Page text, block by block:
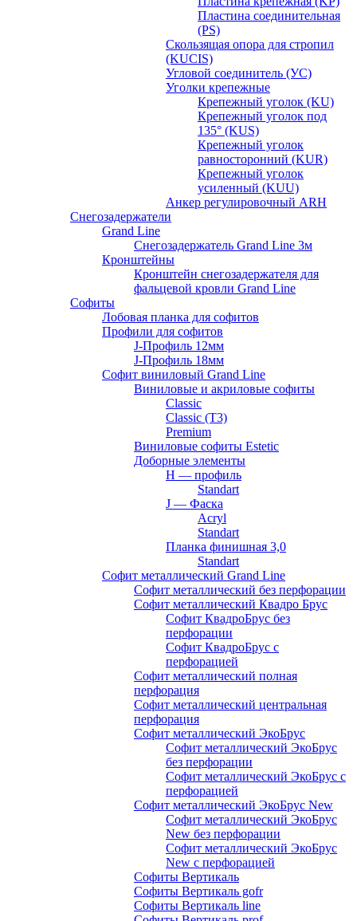
Пластина соединительная
(PS)
Скользящая опора для стропил
(KUCIS)
Угловой соединитель (УС)
Уголки крепежныe
Крепежный уголок (KU)
Крепежный уголок под
135° (KUS)
Крепежный уголок
равносторонний (KUR)
Крепежный уголок
усиленный (KUU)
Анкер регулировочный ARH
Снегозадержатели
Grand Line
Снегозадержатель Grand Line 3м
Кронштейны
Кронштейн снегозадержателя для
фальцевой кровли Grand Line
Софиты
Лобовая планка для софитов
Профили для софитов
J-Профиль 12мм
J-Профиль 18мм
Софит виниловый Grand Line
Виниловые и акриловые софиты
Classic
Classic (T3)
Premium
Виниловые софиты Estetic
Доборные элементы
H — профиль
Standart
J — Фаска
Acryl
Standart
Планка финишная 3,0
Standart
Софит металлический Grand Line
Софит металлический без перфорации
Софит металлический Квадро Брус
Софит КвадроБрус без
перфорации
Софит КвадроБрус с
перфорацией
Софит металлический полная
перфорация
Софит металлический центральная
перфорация
Софит металлический ЭкоБрус
Софит металлический ЭкоБрус
без перфорации
Софит металлический ЭкоБрус с
перфорацией
Софит металлический ЭкоБрус New
Софит металлический ЭкоБрус
New без перфорации
Софит металлический ЭкоБрус
New с перфорацией
Софиты Вертикаль
Софиты Вертикаль gofr
Софиты Вертикаль line